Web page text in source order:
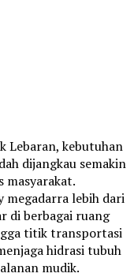
Lebaran, kebutuhan
dijangkau semakin
megadarra lebih dari
di berbagai ruang
titik transportasi
hidrasi tubuh
mudik.